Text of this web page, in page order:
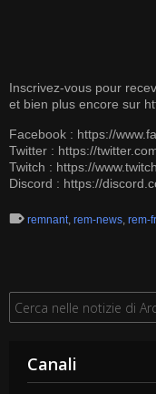
Inscrivez-vous pour
et bien plus encore sur
Facebook : https://
Twitter : https://
Twitch : https://
Discord : https://
remnant, rem-news, rem-
Canali